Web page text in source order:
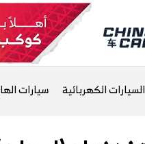
السيارات الكهربائية سيارات